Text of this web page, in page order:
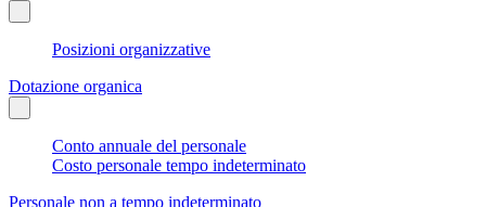
Posizioni organizzative
Dotazione organica
Conto annuale del personale
Costo personale tempo indeterminato
Personale non a tempo indeterminato